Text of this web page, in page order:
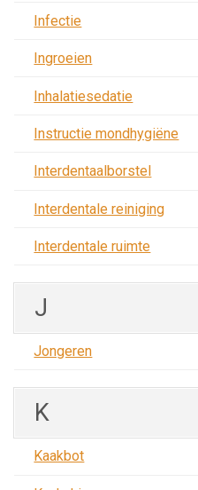
Infectie
Ingroeien
Inhalatiesedatie
Instructie mondhygiëne
Interdentaalborstel
Interdentale reiniging
Interdentale ruimte
J
Jongeren
K
Kaakbot